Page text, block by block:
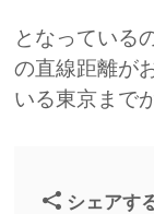
となっている
の直線距離が
いる東京まで
シェアす